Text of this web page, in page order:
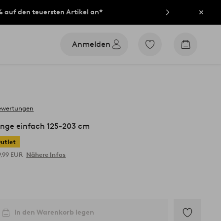
auf den teuersten Artikel an*
Anmelden
Zu
Zum
einfach 125-203 cm
EUR Nähere Infos
In den Warenkorb legen